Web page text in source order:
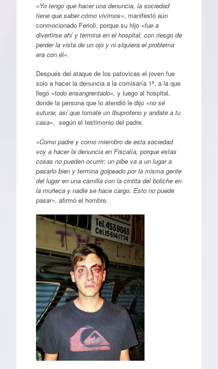
«Yo tengo que hacer una denuncia, la sociedad
tiene que saber cómo vivimos», manifestó aún
conmocionado Ferioli, porque su hijo «fue a
divertirse ahí y termina en el hospital, con riesgo de
perder la vista de un ojo y ni siquiera el problema
era con él».
Después del ataque de los patovicas el joven fue
solo a hacer la denuncia a la comisaría 1ª, a la que
llegó «todo ensangrentado», y luego al hospital,
donde la persona que lo atendió le dijo«no sé
suturar, así que tomate un Ibuprofeno y andate a tu
casa», según el testimonio del padre.
«Como padre y como miembro de esta sociedad
voy a hacer la denuncia en Fiscalía, porque estas
cosas no pueden ocurrir; un pibe va a un lugar a
pasarlo bien y termina golpeado por la misma gente
del lugar en una camilla con la cintita del boliche en
la muñeca y nadie se hace cargo. Esto no puede
pasar», afirmó el hombre.